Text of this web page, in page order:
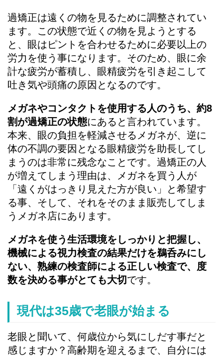
過矯正は遠くの物を見るために調整されてい
ます。この状態で近くの物を見ようとする
と、眼はピントを合わせるために必要以上の
労力を使う事になります。そのため、眼に余
計な疲労が蓄積し、眼精疲労を引き起こして
吐き気や頭痛の原因となるのです。
メガネやコンタクトを使用する人のうち、約8
割が過矯正の状態にあると言われています。
本来、眼の負担を軽減させるメガネが、逆に
体の不調の要因となる眼精疲労を助長してし
まうのは非常に残念なことです。過矯正の人
が増えてしまう理由は、メガネを買う人が
「遠くがはっきり見えた方が良い」と希望す
る事、そして、それをそのまま販売してしま
うメガネ店にあります。
メガネを使う生活環境をしっかりと把握し、
機械による視力検査の結果だけを鵜呑みにし
ない、熟練の検査師による正しい検査で、度
数を決める事がとても大切です。
現代は35歳で老眼が始まる
老眼と聞いて、何歳位から気にしだす事だと
感じますか？高齢期を迎えるまで、自分には